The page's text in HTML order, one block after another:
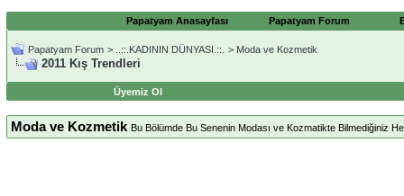
Papatyam Anasayfası Papatyam Forum
Papatyam Forum > ..::.KADININ DÜNYASI.::. > Moda ve Kozmetik
2011 Kış Trendleri
Üyemiz Ol
Moda ve Kozmetik Bu Bölümde Bu Senenin Modası ve Kozmatikte Bilmediğiniz